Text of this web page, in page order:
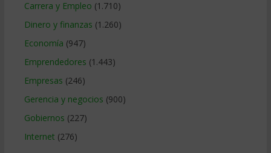
Carrera y Empleo (1.710)
Dinero y finanzas (1.260)
Economía (947)
Emprendedores (1.443)
Empresas (246)
Gerencia y negocios (900)
Gobiernos (227)
Internet (276)